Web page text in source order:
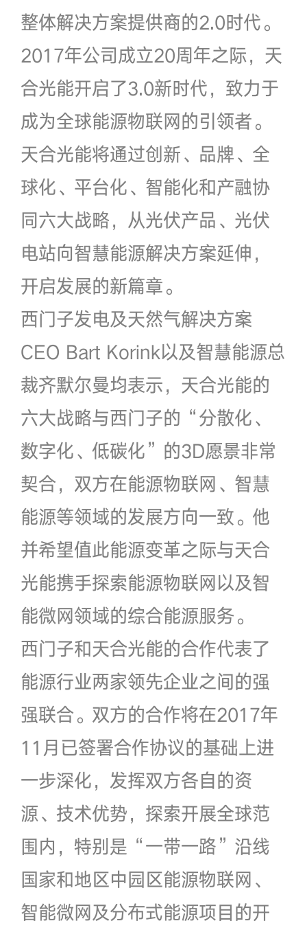
整体解决方案提供商的2.0时代。
2017年公司成立20周年之际，天
合光能开启了3.0新时代，致力于
成为全球能源物联网的引领者。
天合光能将通过创新、品牌、全
球化、平台化、智能化和产融协
同六大战略，从光伏产品、光伏
电站向智慧能源解决方案延伸，
开启发展的新篇章。
西门子发电及天然气解决方案
CEO Bart Korink以及智慧能源总
裁齐默尔曼均表示，天合光能的
六大战略与西门子的“分散化、
数字化、低碳化”的3D愿景非常
契合，双方在能源物联网、智慧
能源等领域的发展方向一致。他
并希望值此能源变革之际与天合
光能携手探索能源物联网以及智
能微网领域的综合能源服务。
西门子和天合光能的合作代表了
能源行业两家领先企业之间的强
强联合。双方的合作将在2017年
11月已签署合作协议的基础上进
一步深化，发挥双方各自的资
源、技术优势，探索开展全球范
围内，特别是“一带一路”沿线
国家和地区中园区能源物联网、
智能微网及分布式能源项目的开